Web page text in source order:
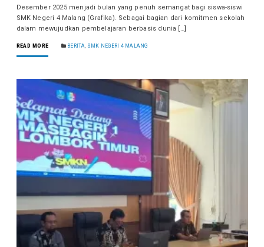
Desember 2025 menjadi bulan yang penuh semangat bagi siswa-siswi
SMK Negeri 4 Malang (Grafika). Sebagai bagian dari komitmen sekolah
dalam mewujudkan pembelajaran berbasis dunia […]
READ MORE BERITA SMK NEGERI 4 MALANG